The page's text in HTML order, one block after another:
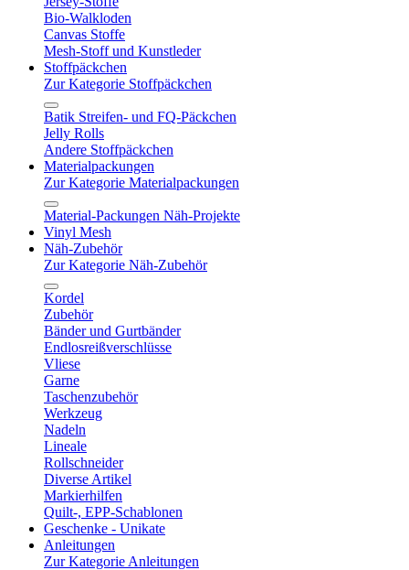
Bio-Walkloden
Canvas Stoffe
Mesh-Stoff und Kunstleder
Stoffpäckchen
Zur Kategorie Stoffpäckchen
Batik Streifen- und FQ-Päckchen
Jelly Rolls
Andere Stoffpäckchen
Materialpackungen
Zur Kategorie Materialpackungen
Material-Packungen Näh-Projekte
Vinyl Mesh
Näh-Zubehör
Zur Kategorie Näh-Zubehör
Kordel
Zubehör
Bänder und Gurtbänder
Endlosreißverschlüsse
Vliese
Garne
Taschenzubehör
Werkzeug
Nadeln
Lineale
Rollschneider
Diverse Artikel
Markierhilfen
Quilt-, EPP-Schablonen
Geschenke - Unikate
Anleitungen
Zur Kategorie Anleitungen